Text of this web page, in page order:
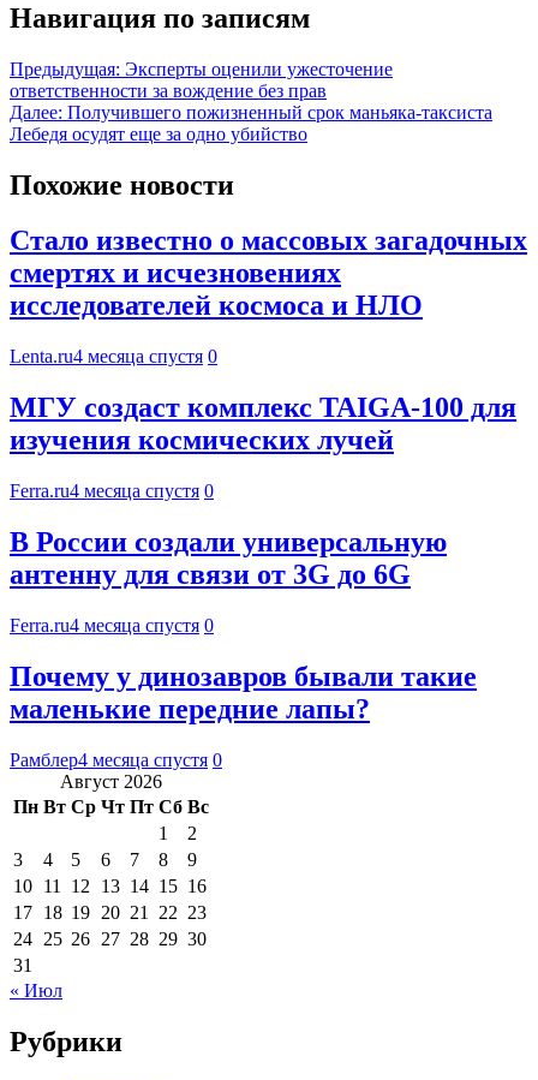
Навигация по записям
Предыдущая: Эксперты оценили ужесточение
ответственности за вождение без прав
Далее: Получившего пожизненный срок маньяка-таксиста
Лебедя осудят еще за одно убийство
Похожие новости
Стало известно о массовых загадочных
смертях и исчезновениях
исследователей космоса и НЛО
Lenta.ru4 месяца спустя 0
МГУ создаст комплекс TAIGA-100 для
изучения космических лучей
Ferra.ru4 месяца спустя 0
В России создали универсальную
антенну для связи от 3G до 6G
Ferra.ru4 месяца спустя 0
Почему у динозавров бывали такие
маленькие передние лапы?
Рамблер4 месяца спустя 0
Август 2026
Пн Вт Ср Чт Пт Сб Вс
1
2
3
4 5 6 7 8
9
10 11 12 13 14 15 16
17 18 19 20 21 22 23
24 25 26 27 28 29 30
31
« Июл
Рубрики